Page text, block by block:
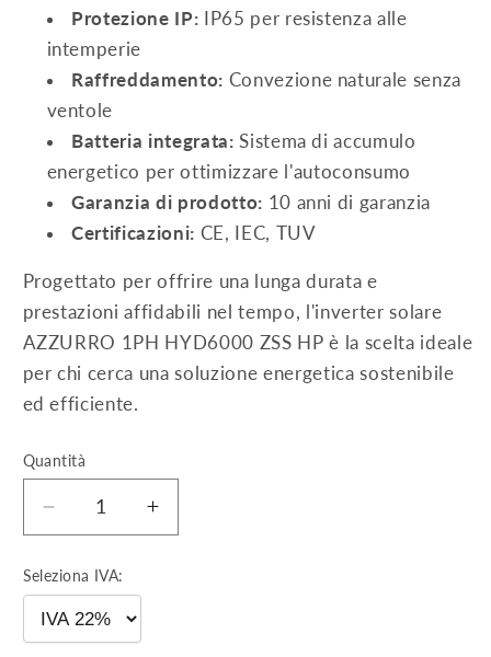
Protezione IP: IP65 per resistenza alle
intemperie
Raffreddamento: Convezione naturale senza
ventole
Batteria integrata: Sistema di accumulo
energetico per ottimizzare l'autoconsumo
Garanzia di prodotto: 10 anni di garanzia
Certificazioni: CE, IEC, TUV
Progettato per offrire una lunga durata e
prestazioni affidabili nel tempo, l'inverter solare
AZZURRO 1PH HYD6000 ZSS HP è la scelta ideale
per chi cerca una soluzione energetica sostenibile
ed efficiente.
Quantità
Diminuisci
quantità
per
INVERTER
6
KW
Aumenta
quantità
Seleziona IVA: